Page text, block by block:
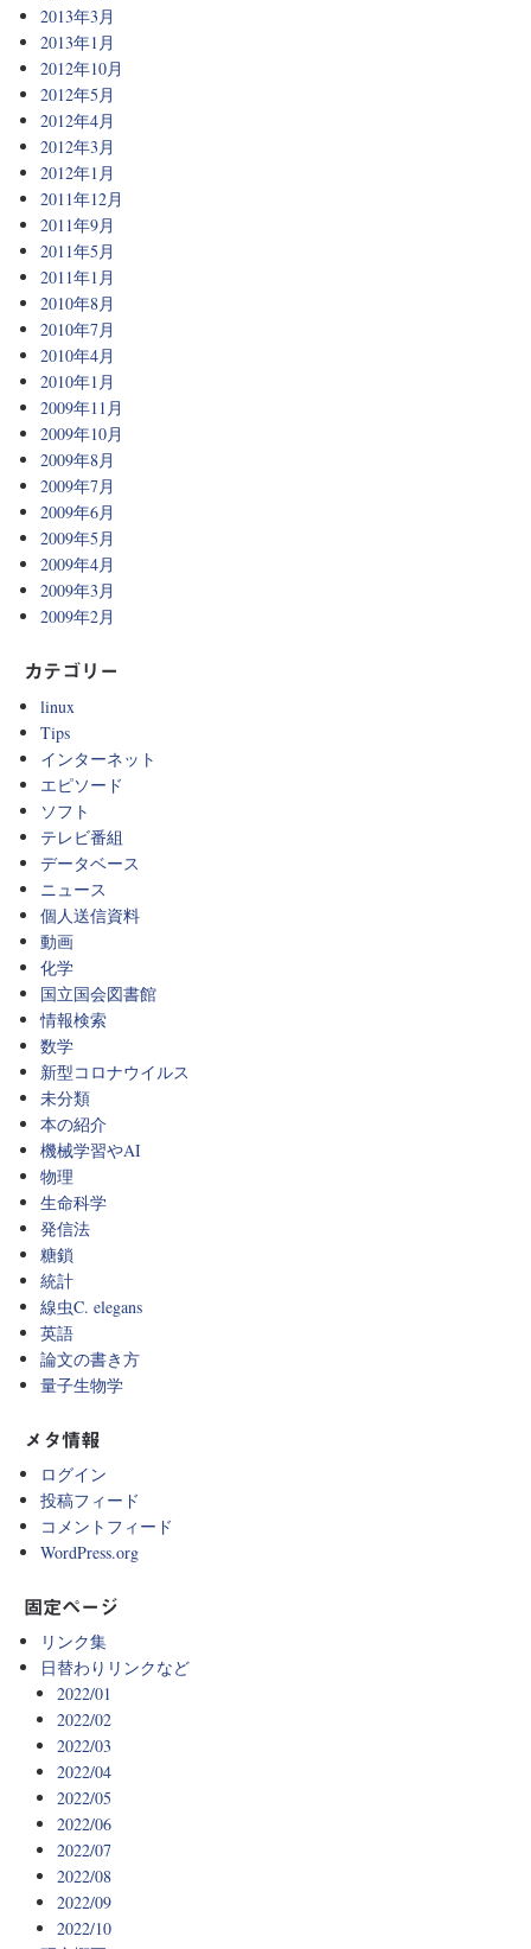
2013年3月
2013年1月
2012年10月
2012年5月
2012年4月
2012年3月
2012年1月
2011年12月
2011年9月
2011年5月
2011年1月
2010年8月
2010年7月
2010年4月
2010年1月
2009年11月
2009年10月
2009年8月
2009年7月
2009年6月
2009年5月
2009年4月
2009年3月
2009年2月
カテゴリー
linux
Tips
インターネット
エピソード
ソフト
テレビ番組
データベース
ニュース
個人送信資料
動画
化学
国立国会図書館
情報検索
数学
新型コロナウイルス
未分類
本の紹介
機械学習やAI
物理
生命科学
発信法
糖鎖
統計
線虫C. elegans
英語
論文の書き方
量子生物学
メタ情報
ログイン
投稿フィード
コメントフィード
WordPress.org
固定ページ
リンク集
日替わりリンクなど
2022/01
2022/02
2022/03
2022/04
2022/05
2022/06
2022/07
2022/08
2022/09
2022/10